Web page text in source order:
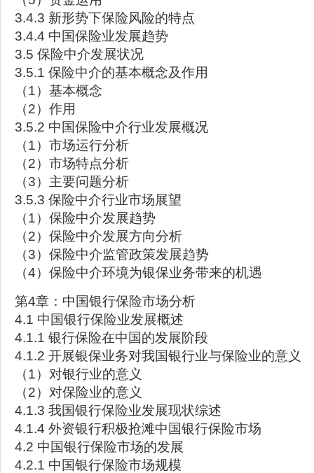
3.4.3 新形势下保险风险的特点
3.4.4 中国保险业发展趋势
3.5 保险中介发展状况
3.5.1 保险中介的基本概念及作用
（1）基本概念
（2）作用
3.5.2 中国保险中介行业发展概况
（1）市场运行分析
（2）市场特点分析
（3）主要问题分析
3.5.3 保险中介行业市场展望
（1）保险中介发展趋势
（2）保险中介发展方向分析
（3）保险中介监管政策发展趋势
（4）保险中介环境为银保业务带来的机遇
第4章：中国银行保险市场分析
4.1 中国银行保险业发展概述
4.1.1 银行保险在中国的发展阶段
4.1.2 开展银保业务对我国银行业与保险业的意义
（1）对银行业的意义
（2）对保险业的意义
4.1.3 我国银行保险业发展现状综述
4.1.4 外资银行积极抢滩中国银行保险市场
4.2 中国银行保险市场的发展
4.2.1 中国银行保险市场规模